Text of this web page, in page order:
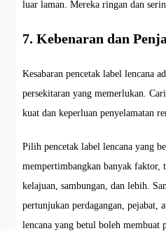
luar laman. Mereka ringan dan
7. Kebenaran dan
Kesabaran pencetak label lencana
persekitaran yang memerlukan.
kuat dan keperluan penyelamatan
Pilih pencetak label lencana yang
mempertimbangkan banyak faktor,
kelajuan, sambungan, dan lebih.
pertunjukan perdagangan, pejabat,
lencana yang betul boleh membuat